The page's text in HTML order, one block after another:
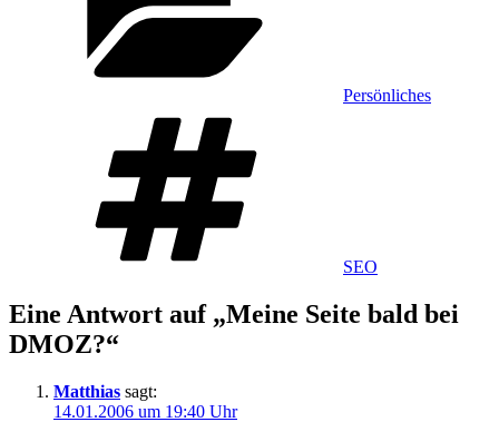
Persönliches
SEO
Eine Antwort auf „Meine Seite bald bei
DMOZ?“
Matthias sagt:
14.01.2006 um 19:40 Uhr